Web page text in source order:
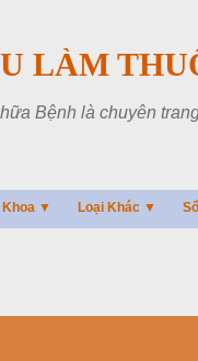
LÀM
Bệnh là chuyên
Khoa ▼ Loại Khác ▼